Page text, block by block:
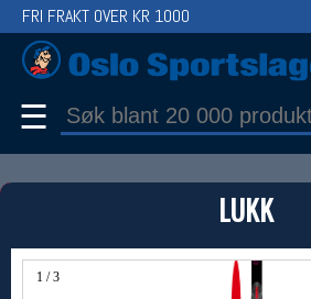
LUKK
1 / 3
FRI FRAKT OVER KR 1000
☰
PRODUKT
Produkter (1)
Bruk filter til å